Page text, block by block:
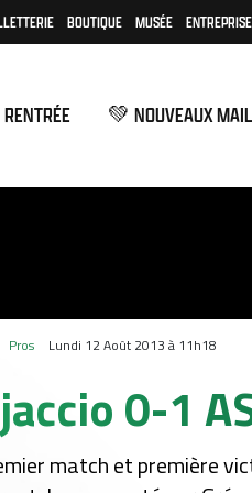
BOUTIQUE MUSÉE
💚 NOUVEAUX
Pros Lundi 12 Août 2013 à 11h18
0-1
match et première